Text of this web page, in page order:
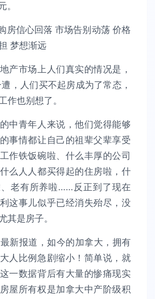
。
产市场上人们真实的情况是，
，人们买不起房成为了常态，
作也别想了。
中青年人来说，他们觉得能够
事情都让自己的祖辈父辈享受
作铁饭碗啦、什么丰厚的公司
么人人都买得起的住房啦，什
老有所养啦……反正到了现在
这事儿似乎已经消失殆尽，没
其是房子。
新报道，如今的加拿大，拥有
人比例急剧缩小！简单说，就
一数据背后有大量的惨痛现实
屋所有权是加拿大中产阶级积